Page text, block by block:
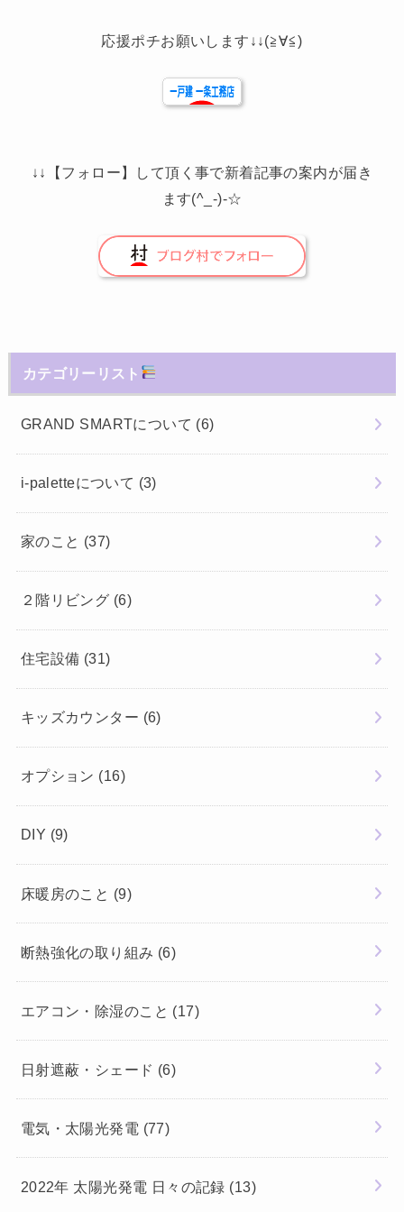
応援ポチお願いします↓↓(≧∀≦)
↓↓【フォロー】して頂く事で新着記事の案内が届き
ます(^_-)-☆
カテゴリーリスト
GRAND SMARTについて (6)
i-paletteについて (3)
家のこと (37)
２階リビング (6)
住宅設備 (31)
キッズカウンター (6)
オプション (16)
DIY (9)
床暖房のこと (9)
断熱強化の取り組み (6)
エアコン・除湿のこと (17)
日射遮蔽・シェード (6)
電気・太陽光発電 (77)
2022年 太陽光発電 日々の記録 (13)